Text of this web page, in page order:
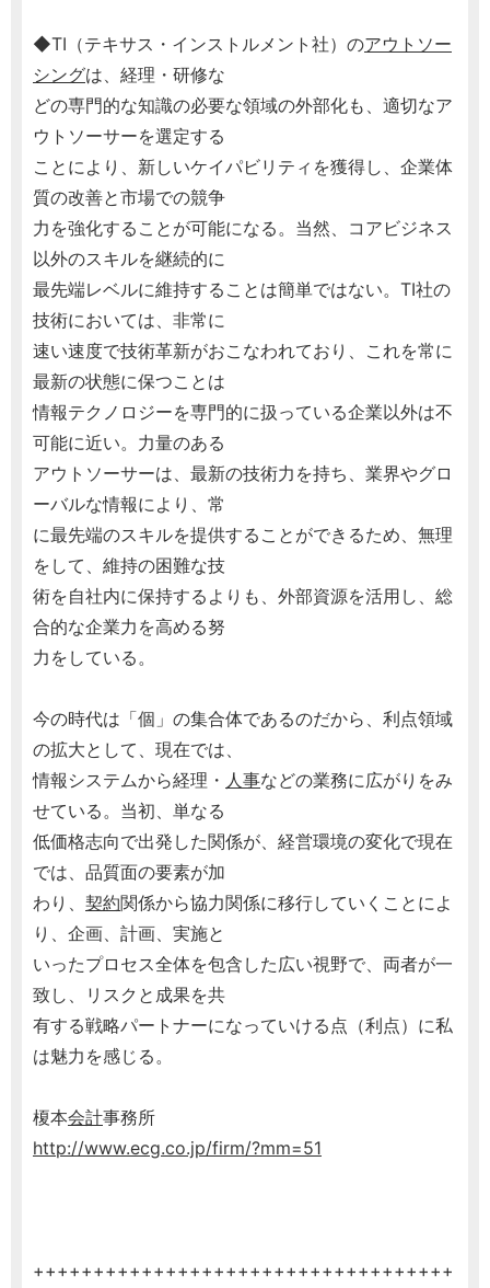
◆TI（テキサス・インストルメント社）のアウトソー
シングは、経理・研修な
どの専門的な知識の必要な領域の外部化も、適切なア
ウトソーサーを選定する
ことにより、新しいケイパビリティを獲得し、企業体
質の改善と市場での競争
力を強化することが可能になる。当然、コアビジネス
以外のスキルを継続的に
最先端レベルに維持することは簡単ではない。TI社の
技術においては、非常に
速い速度で技術革新がおこなわれており、これを常に
最新の状態に保つことは
情報テクノロジーを専門的に扱っている企業以外は不
可能に近い。力量のある
アウトソーサーは、最新の技術力を持ち、業界やグロ
ーバルな情報により、常
に最先端のスキルを提供することができるため、無理
をして、維持の困難な技
術を自社内に保持するよりも、外部資源を活用し、総
合的な企業力を高める努
力をしている。
今の時代は「個」の集合体であるのだから、利点領域
の拡大として、現在では、
情報システムから経理・ 人事などの業務に広がりをみ
せている。当初、単なる
低価格志向で出発した関係が、経営環境の変化で現在
では、品質面の要素が加
わり、 契約関係から協力関係に移行していくことによ
り、企画、計画、実施と
いったプロセス全体を包含した広い視野で、両者が一
致し、リスクと成果を共
有する戦略パートナーになっていける点（利点）に私
は魅力を感じる。
榎本会計事務所
http://www.ecg.co.jp/firm/?mm=51
+++++++++++++++++++++++++++++++++++